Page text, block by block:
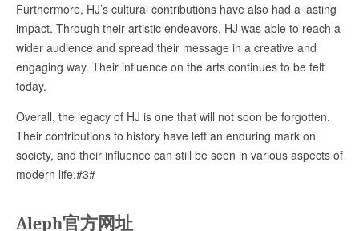
Furthermore, HJ’s cultural contributions have also had a lasting
impact. Through their artistic endeavors, HJ was able to reach a
wider audience and spread their message in a creative and
engaging way. Their influence on the arts continues to be felt
today.
Overall, the legacy of HJ is one that will not soon be forgotten.
Their contributions to history have left an enduring mark on
society, and their influence can still be seen in various aspects of
modern life.#3#
Aleph官方网址